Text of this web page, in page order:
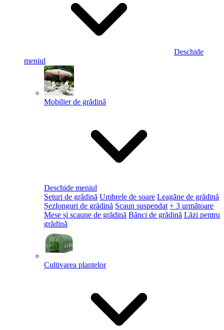
Deschide
meniul
Mobilier de grădină
Deschide meniul
Seturi de grădină Umbrele de soare Leagăne de grădină
Șezlonguri de grădină Scaun suspendat + 3 următoare
Mese și scaune de grădină Bănci de grădină Lăzi pentru
grădină
Cultivarea plantelor